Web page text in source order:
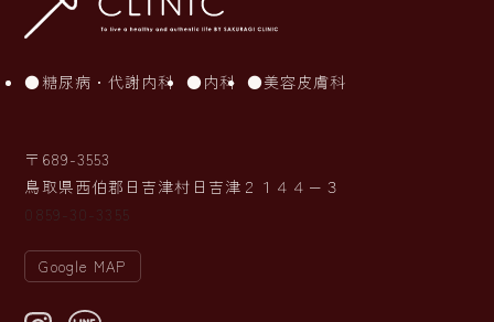
糖尿病・代謝内科 内科 美容皮膚科
〒689-3553
鳥取県西伯郡日吉津村日吉津２１４４−３
0859-30-3355
Google MAP